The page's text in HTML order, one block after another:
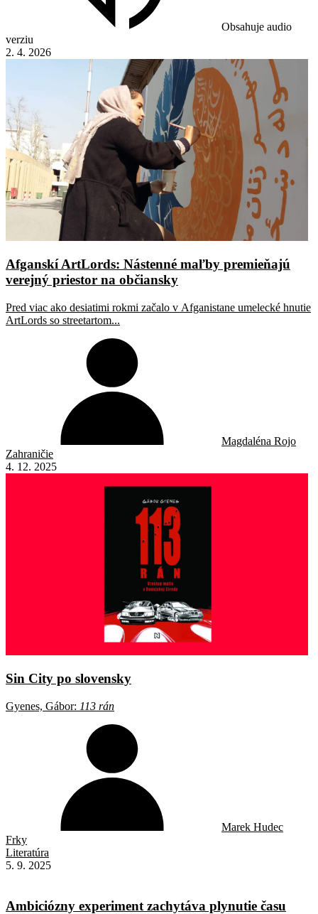
Obsahuje audio
verziu
2. 4. 2026
Afganskí ArtLords: Nástenné maľby premieňajú
verejný priestor na občiansky
Pred viac ako desiatimi rokmi začalo v Afganistane umelecké hnutie
ArtLords so streetartom...
Magdaléna Rojo
Zahraničie
4. 12. 2025
Sin City po slovensky
Gyenes, Gábor: 113 rán
Marek Hudec
Frky
Literatúra
5. 9. 2025
Ambiciózny experiment zachytáva plynutie času